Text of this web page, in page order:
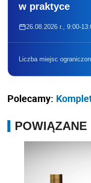
w praktyce
26.08.2026 r., 9:00-
Liczba miejsc
Polecamy:
POWIĄZANE